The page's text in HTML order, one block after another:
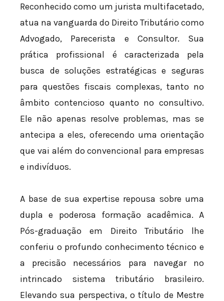
Reconhecido como um jurista multifacetado,
atua na vanguarda do Direito Tributário como
Advogado, Parecerista e Consultor. Sua
prática profissional é caracterizada pela
busca de soluções estratégicas e seguras
para questões fiscais complexas, tanto no
âmbito contencioso quanto no consultivo.
Ele não apenas resolve problemas, mas se
antecipa a eles, oferecendo uma orientação
que vai além do convencional para empresas
e indivíduos.
A base de sua expertise repousa sobre uma
dupla e poderosa formação acadêmica. A
Pós-graduação em Direito Tributário lhe
conferiu o profundo conhecimento técnico e
a precisão necessários para navegar no
intrincado sistema tributário brasileiro.
Elevando sua perspectiva, o título de Mestre